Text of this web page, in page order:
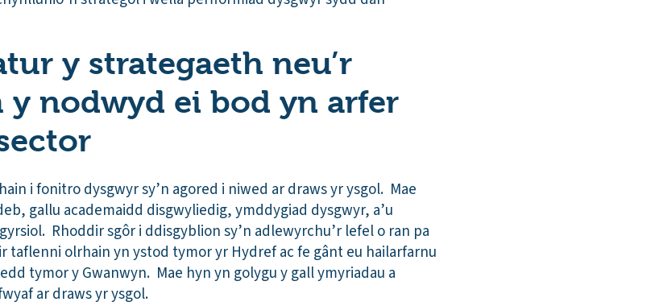
y strategaeth neu’r
nodwyd ei bod yn arfer
i fonitro dysgwyr sy’n agored i niwed ar draws yr ysgol. Mae
gallu academaidd disgwyliedig, ymddygiad dysgwyr, a’u
Rhoddir sgôr i ddisgyblion sy’n adlewyrchu’r lefel o ran pa
olrhain yn ystod tymor yr Hydref ac fe gânt eu hailarfarnu
tymor y Gwanwyn. Mae hyn yn golygu y gall ymyriadau a
ar draws yr ysgol.